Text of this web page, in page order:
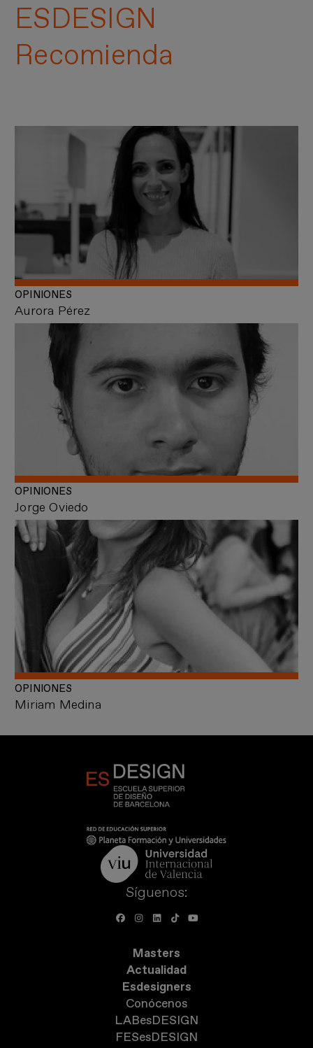
ESDESIGN
Recomienda
Aurora Pérez
OPINIONES
Jorge Oviedo
OPINIONES
Miriam Medina
OPINIONES
Síguenos:
Masters
Actualidad
Esdesigners
Conócenos
LABesDESIGN
FESesDESIGN